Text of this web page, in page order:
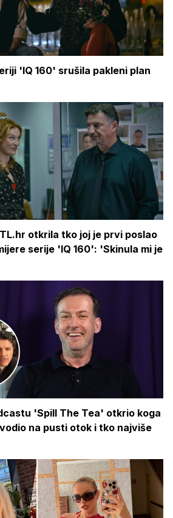
'IQ 160' srušila pakleni plan
otkrila tko joj je prvi poslao
serije 'IQ 160': 'Skinula mi je
'Spill The Tea' otkrio koga
na pusti otok i tko najviše